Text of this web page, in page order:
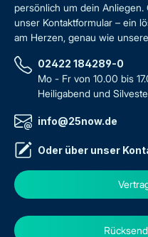
persönlich um dein
unser Kontaktformular – ein
am Herzen, genau wie
02422 184289-0
Mo - Fr von 10.00 bis
Heiligabend und
info@25now.de
Oder über unser